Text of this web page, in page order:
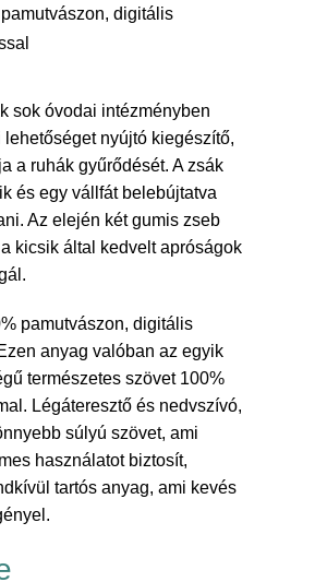
pamutvászon, digitális
sok óvodai intézményben
lehetőséget nyújtó kiegészítő,
a ruhák gyűrődését. A zsák
és egy vállfát belebújtatva
Az elején két gumis zseb
kicsik által kedvelt apróságok
pamutvászon, digitális
anyag valóban az egyik
természetes szövet 100%
Légáteresztő és nedvszívó,
súlyú szövet, ami
használatot biztosít,
tartós anyag, ami kevés